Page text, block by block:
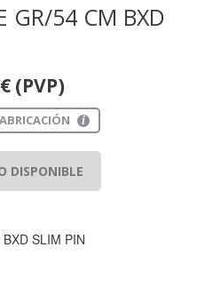
GR/54 CM BXD
€ (PVP)
i
DISPONIBLE
SLIM PIN